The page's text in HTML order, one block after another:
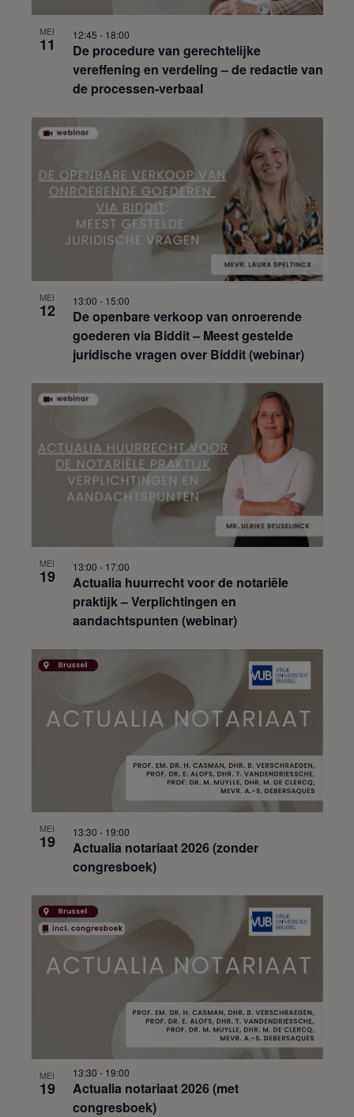
MEI
11
De procedure van gerechtelijke
vereffening en verdeling – de redactie van
de processen-verbaal
12:45 - 18:00
MEI
12
De openbare verkoop van onroerende
goederen via Biddit – Meest gestelde
juridische vragen over Biddit (webinar)
13:00 - 15:00
MEI
19
Actualia huurrecht voor de notariële
praktijk – Verplichtingen en
aandachtspunten (webinar)
13:00 - 17:00
MEI
19
Actualia notariaat 2026 (zonder
congresboek)
13:30 - 19:00
MEI
19
Actualia notariaat 2026 (met
congresboek)
13:30 - 19:00